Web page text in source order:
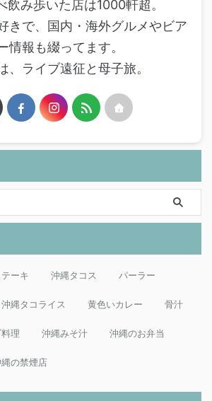
飲み歩いた店は1000軒超。
きで、国内・海外グルメやビア
情報も綴ってます。
、ライブ遠征と母子旅。
ーキ 沖縄タコス パーラー
沖縄タコライス 黄色いカレー 骨汁
理 沖縄みそ汁 沖縄のお弁当
の禁煙店